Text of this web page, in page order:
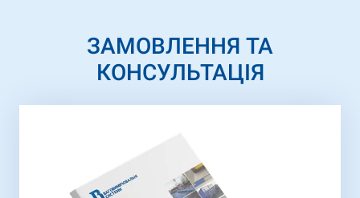
ЗАМОВЛЕННЯ ТА
КОНСУЛЬТАЦІЯ